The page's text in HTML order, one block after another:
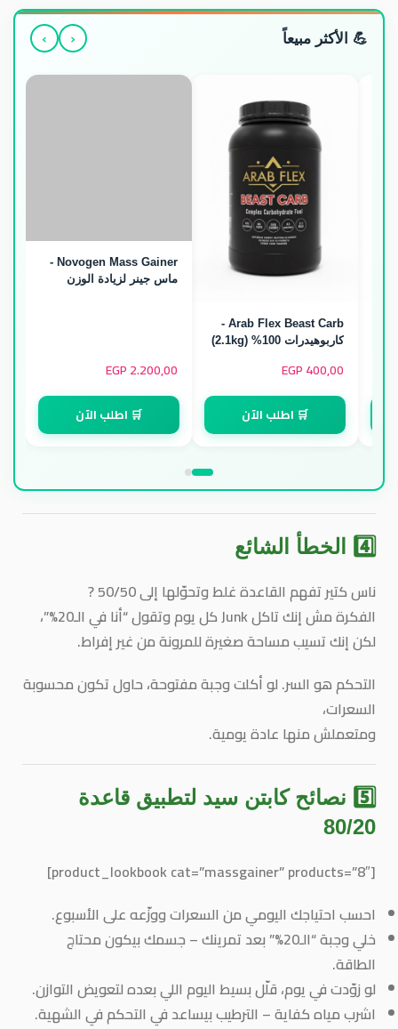
💪 الأكثر مبيعاً ‹
›
Arab Flex Beast Carb -
كاربوهيدرات 100% (2.1kg)
400,00
EGP
🛒 اطلب الآن
Novogen Mass Gainer -
ماس جينر لزيادة الوزن
2.200,00
EGP
🛒 اطلب الآن
4️⃣ الخطأ الشائع
ناس كتير تفهم القاعدة غلط وتحوّلها إلى 50/50 ?
الفكرة مش إنك تاكل Junk كل يوم وتقول “أنا في الـ20%”،
لكن إنك تسيب مساحة صغيرة للمرونةمن غير إفراط.
التحكم هو السر. لو أكلت وجبة مفتوحة، حاول تكون محسوبة
السعرات،
ومتعملش منها عادة يومية.
5️⃣ نصائح كابتن سيد لتطبيق قاعدة
80/20
[product_lookbook cat=”massgainer” products=”8″]
احسب احتياجك اليومي من السعرات ووزّعه على الأسبوع.
خلي وجبة “الـ20%” بعد تمرينك – جسمك بيكون محتاج
الطاقة.
لو زوّدت في يوم، قلّل بسيط اليوم اللي بعده لتعويض التوازن.
اشرب مياه كفاية – الترطيب بيساعد في التحكم في الشهية.